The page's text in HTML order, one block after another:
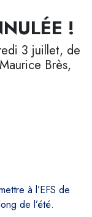
!
3 juillet, de
Brès,
à l’EFS de
de l’été.